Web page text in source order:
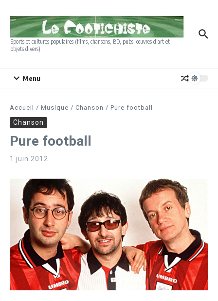
Sports et cultures populaires (films, chansons, BD, pubs, œuvres d'art et
objets divers)
Menu
Accueil / Musique / Chanson / Pure football
Chanson
Pure football
1 juin 2012